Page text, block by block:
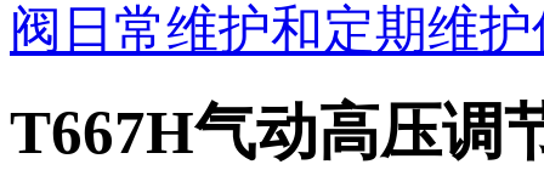
阀日常维护和定期维
T667H气动高压调